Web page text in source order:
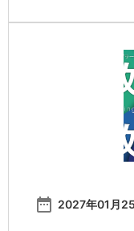
date_range 2027年01月